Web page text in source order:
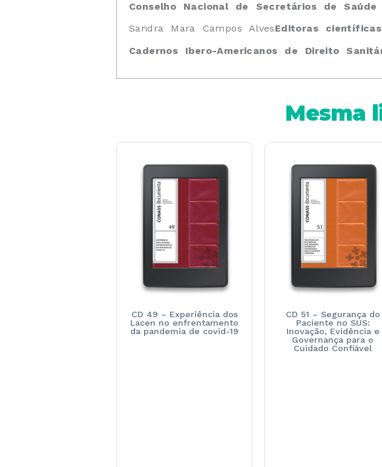
Conselho Nacional de Secretários de Saúde
Sandra Mara Campos AlvesEditoras científicas
Cadernos Ibero-Americanos de Direito
Mesma
CD 49 – Experiência dos
Lacen no enfrentamento
da pandemia de covid-19
CD 51 – Segurança do
Paciente no SUS:
Inovação, Evidência e
Governança para o
Cuidado Confiável